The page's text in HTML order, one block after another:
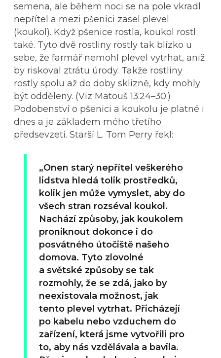
semena, ale během noci se na pole vkradl
nepřítel a mezi pšenici zasel plevel
(koukol). Když pšenice rostla, koukol rostl
také. Tyto dvě rostliny rostly tak blízko u
sebe, že farmář nemohl plevel vytrhat, aniž
by riskoval ztrátu úrody. Takže rostliny
rostly spolu až do doby sklizně, kdy mohly
být odděleny. (Viz Matouš 13:24–30.)
Podobenství o pšenici a koukolu je platné i
dnes a je základem mého třetího
předsevzetí. Starší L. Tom Perry řekl:
„Onen starý nepřítel veškerého
lidstva hledá tolik prostředků,
kolik jen může vymyslet, aby do
všech stran rozséval koukol.
Nachází způsoby, jak koukolem
proniknout dokonce i do
posvátného útočiště našeho
domova. Tyto zlovolné
a světské způsoby se tak
rozmohly, že se zdá, jako by
neexistovala možnost, jak
tento plevel vytrhat. Přicházejí
po kabelu nebo vzduchem do
zařízení, která jsme vytvořili pro
to, aby nás vzdělávala a bavila.